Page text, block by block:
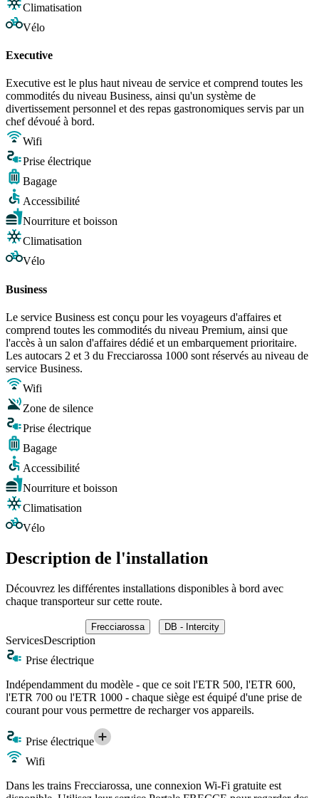
Climatisation
Vélo
Executive
Executive est le plus haut niveau de service et comprend toutes les
commodités du niveau Business, ainsi qu'un système de
divertissement personnel et des repas gastronomiques servis par un
chef dévoué à bord.
Wifi
Prise électrique
Bagage
Accessibilité
Nourriture et boisson
Climatisation
Vélo
Business
Le service Business est conçu pour les voyageurs d'affaires et
comprend toutes les commodités du niveau Premium, ainsi que
l'accès à un salon d'affaires dédié et un embarquement prioritaire.
Les autocars 2 et 3 du Frecciarossa 1000 sont réservés au niveau de
service Business.
Wifi
Zone de silence
Prise électrique
Bagage
Accessibilité
Nourriture et boisson
Climatisation
Vélo
Description de l'installation
Découvrez les différentes installations disponibles à bord avec
chaque transporteur sur cette route.
Frecciarossa DB - Intercity
ServicesDescription
Prise électrique
Indépendamment du modèle - que ce soit l'ETR 500, l'ETR 600,
l'ETR 700 ou l'ETR 1000 - chaque siège est équipé d'une prise de
courant pour vous permettre de recharger vos appareils.
Prise électrique
Wifi
Dans les trains Frecciarossa, une connexion Wi-Fi gratuite est